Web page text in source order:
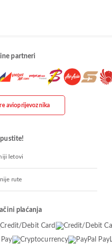
partneri
avioprijevoznika
letovi
rute
plaćanja